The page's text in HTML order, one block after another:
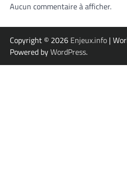
Aucun commentaire à afficher.
Copyright © 2026 Enjeux.info |
Powered byWordPress.